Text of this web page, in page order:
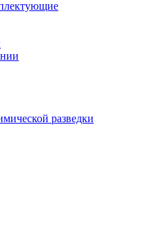
разведки